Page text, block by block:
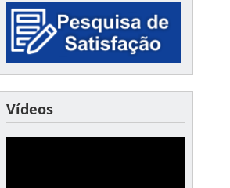
Vídeos